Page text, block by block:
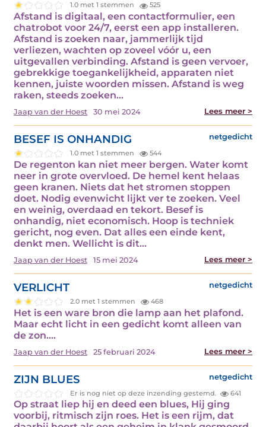
1.0 met 1 stemmen 525
Afstand is digitaal, een contactformulier, een
chatrobot voor 24/7, eerst een app installeren.
Afstand is zoeken naar, jammerlijk tijd
verliezen, wachten op zoveel vóór u, een
uitgevallen verbinding. Afstand is geen vervoer,
gebrekkige toegankelijkheid, apparaten niet
kennen, juiste woorden missen. Afstand is weg
raken, steeds zoeken…
Jaap van der Hoest 30 mei 2024 Lees meer >
BESEF IS ONHANDIG netgedicht
1.0 met 1 stemmen 544
De regenton kan niet meer bergen. Water komt
neer in grote overvloed. De hemel kent helaas
geen kranen. Niets dat het stromen stoppen
doet. Nodig evenwicht lijkt ver te zoeken. Veel
en weinig, overdaad en tekort. Besef is
onhandig, niet economisch. Hoop is techniek
gericht, nog even. Dat alles een einde kent,
denkt men. Wellicht is dit…
Jaap van der Hoest 15 mei 2024 Lees meer >
VERLICHT netgedicht
2.0 met 1 stemmen 468
Het is een ware bron die lamp aan het plafond.
Maar echt licht in een gedicht komt alleen van
de zon.…
Jaap van der Hoest 25 februari 2024 Lees meer >
ZIJN BLUES netgedicht
Er is nog niet op deze inzending gestemd. 641
Op straat liep hij en deed een blues, Hij ging
voorbij, ritmisch zijn roes. Het is een rijm, dat